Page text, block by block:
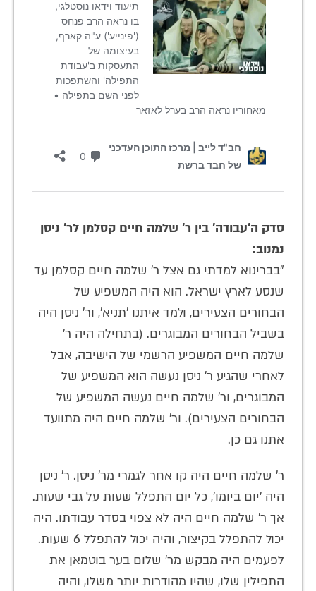
סדק ה'עבודה' בין ר' שלמה חיים קסלמן לר' ניסן
נמנוב:
"בברינוא למדתי גם אצל ר' שלמה חיים קסלמן עד
שנסע לארץ ישראל. הוא היה המשפיע של
הבחורים הצעירים, ולמד איתנו 'תניא', ור' ניסן היה
בשביל הבחורים המבוגרים. (בתחילה היה ר'
שלמה חיים המשפיע הרשמי של הישיבה, אבל
לאחרי שהגיע ר' ניסן נעשה הוא המשפיע של
המבוגרים, ור' שלמה חיים נעשה המשפיע של
הבחורים הצעירים). ור' שלמה חיים היה מתוועד
אתנו גם כן.
ר' שלמה חיים היה קו אחר לגמרי מר' ניסן. ר' ניסן
היה 'יום ביומו', כל יום התפלל שעות על גבי שעות.
אך ר' שלמה חיים היה לא צפוי בסדר עבודתו. היה
יכול להתפלל בקיצור, והיה יכול להתפלל 6 שעות.
לפעמים היה מבקש מר' שלום בער בוטמאן את
התפילין שלו, שהיו מהודרות יותר משלו, והיה